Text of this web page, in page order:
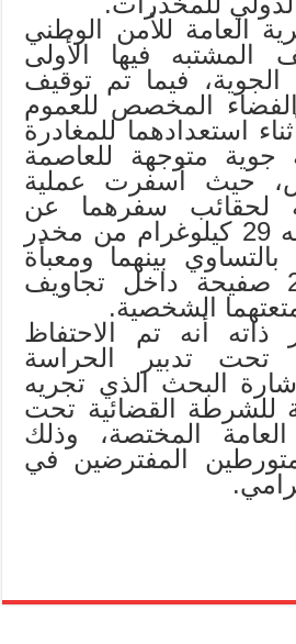
العامة للأمن الوطني
المشتبه فيها الأولى
فيما تم توقيف
الفضاء المخصص للعموم
استعدادهما للمغادرة
متوجهة للعاصمة
حيث أسفرت عملية
لحقائب سفرهما عن
ضبط ما مجموعه 29 كيلوغرام من مخدر
بينهما ومعبأة
على شكل 290 صفيحة داخل تجاويف
الشخصية.
أنه تم الاحتفاظ
تحت تدبير الحراسة
البحث الذي تجريه
للشرطة القضائية تحت
العامة المختصة، وذلك
المفترضين في
re